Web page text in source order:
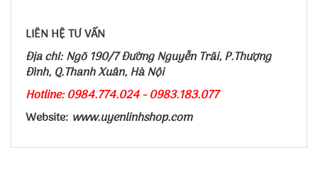
LIÊN HỆ TƯ VẤN
Địa chỉ: Ngõ 190/7 Đường Nguyễn Trãi, P.Thượng
Đình, Q.Thanh Xuân, Hà Nội
Hotline: 0984.774.024 - 0983.183.077
Website: www.uyenlinhshop.com